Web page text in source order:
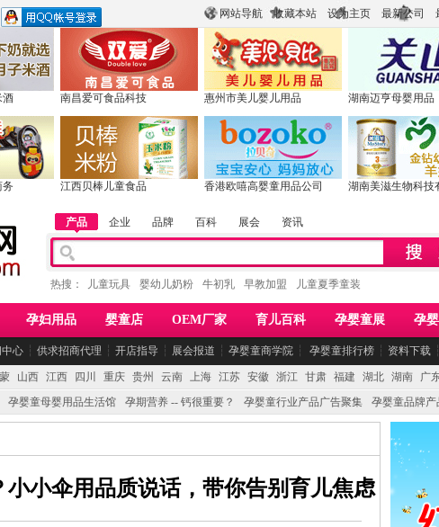
网站导航 收藏本站 设为主页 最新公司
酒 南昌爱可食品科技 惠州市美儿婴儿用品 湖南迈亨母婴用品
江西贝棒儿童食品 香港欧嘻高婴童用品公司 湖南美滋生物科技
产品 企业 品牌 百科 展会 资讯
热搜： 儿童玩具 婴幼儿奶粉 牛初乳 早教加盟 儿童夏季童装
孕妇用品 婴童店 OEM厂家 育儿百科 孕婴童展 孕
心 ┆ 供求招商代理 ┆ 开店指导 ┆ 展会报道 ┆ 孕婴童商学院 ┆ 孕婴童排行榜 ┆ 资料下载 ┆
山西 江西 四川 重庆 贵州 云南 上海 江苏 安徽 浙江 甘肃 福建 湖北 湖南 广
孕婴童母婴用品生活馆
孕期营养 -- 钙很重要？ 孕婴童行业产品广告聚集 孕婴童品牌
小伞用品质说话，带你告别育儿焦虑